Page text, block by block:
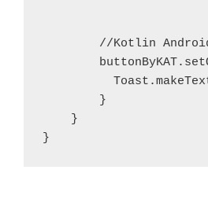
//Kotlin
        }
    }
}